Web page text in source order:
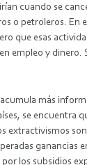
cuando se
o petroleros. En
que esas
empleo y dinero.
más
se encuentra
extractivismos
ganancias
por los subsidios